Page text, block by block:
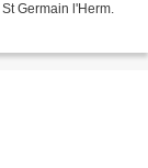
Germain l'Herm.